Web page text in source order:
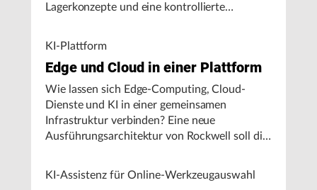
Lagerkonzepte und eine kontrollierte
KI-Plattform
Edge und Cloud in einer Plattform
Wie lassen sich Edge-Computing, Cloud-
Dienste und KI in einer gemeinsamen
Infrastruktur verbinden? Eine neue
Ausführungsarchitektur von Rockwell soll die
KI-Assistenz für Online-Werkzeugauswahl